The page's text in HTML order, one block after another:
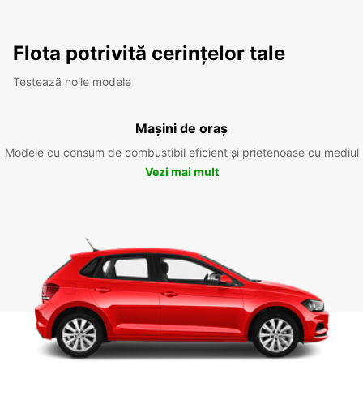
Flota potrivită cerințelor tale
Testează noile modele
Mașini de oraș
Modele cu consum de combustibil eficient și prietenoase cu mediul
Vezi mai mult